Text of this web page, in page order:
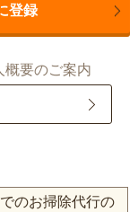
登録
概要のご案内
のお掃除代行の